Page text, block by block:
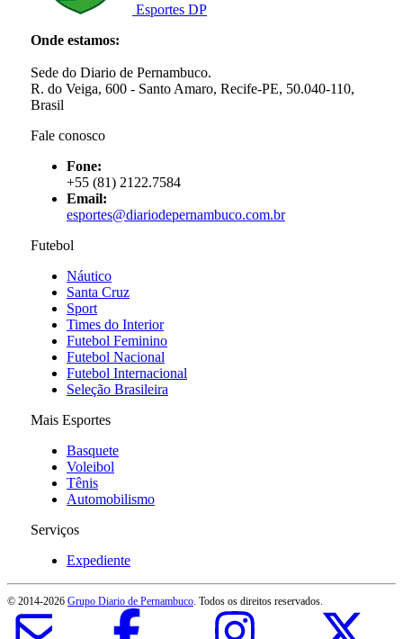
Esportes DP
Onde estamos:
Sede do Diario de Pernambuco.
R. do Veiga, 600 - Santo Amaro, Recife-PE, 50.040-110,
Brasil
Fale conosco
Fone:
+55 (81) 2122.7584
Email:
esportes@diariodepernambuco.com.br
Futebol
Náutico
Santa Cruz
Sport
Times do Interior
Futebol Feminino
Futebol Nacional
Futebol Internacional
Seleção Brasileira
Mais Esportes
Basquete
Voleibol
Tênis
Automobilismo
Serviços
Expediente
© 2014-2026 Grupo Diario de Pernambuco . Todos os direitos reservados.